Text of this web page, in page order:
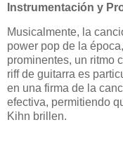
Instrumentación y
Musicalmente, la
power pop de la
prominentes, un ritmo
riff de guitarra es
en una firma de la
efectiva, permitiendo
Kihn brillen.